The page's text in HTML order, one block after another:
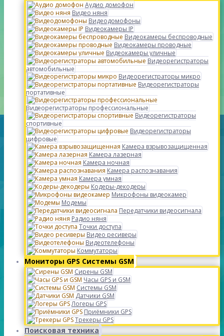
Аудио домофон
Видео няня
Видеодомофоны
Видеокамеры IP
Видеокамеры беспроводные
Видеокамеры проводные
Видеокамеры уличные
Видеорегистраторы
автомобильные
Видеорегистраторы микро
Видеорегистраторы
портативные
Видеорегистраторы профессиональные
Видеорегистраторы
спортивные
Видеорегистраторы
цифровые
Камера взрывозащищенная
Камера лазерная
Камера ночная
Камера распознавания
Камера умная
Кодеры-декодеры
Микрофоны видеокамер
Модемы
Передатчики видеосигнала
Радио няня
Точки доступа
Видео ресиверы
Видеотелефоны
Коммутаторы
Мониторы GPS Системы GSM
Сирены GSM
Часы GPS и GSM
Системы GSM
Датчики GSM
Логеры GPS
Приёмники GPS
Трекеры GPS
Поисковая техника